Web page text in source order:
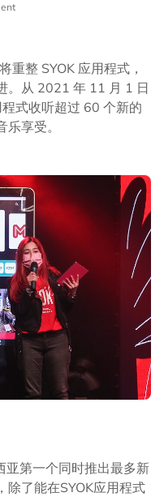
整 SYOK 应用程式，
。从 2021 年 11 月 1 日
式收听超过 60 个新的
享受。
亚第一个同时推出最多新
除了能在SYOK应用程式